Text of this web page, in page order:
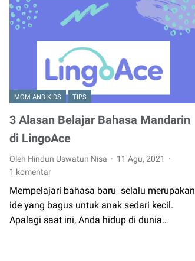
MOM AND KIDS TIPS
3 Alasan Belajar Bahasa Mandarin
di LingoAce
Oleh Hindun Uswatun Nisa
11 Agu, 2021
1 komentar
Mempelajari bahasa baru selalu merupakan
ide yang bagus untuk anak sedari kecil.
Apalagi saat ini, Anda hidup di dunia…